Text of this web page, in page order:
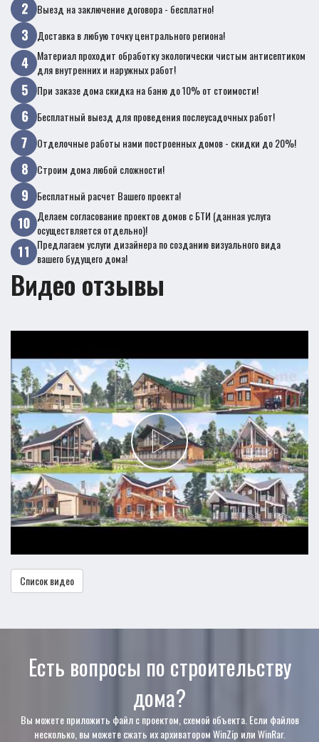
Выезд на заключение договора - бесплатно!
Доставка в любую точку центрального региона!
Материал проходит обработку экологически чистым антисептиком
для внутренних и наружных работ!
При заказе дома скидка на баню до 10% от стоимости!
Бесплатный выезд для проведения послеусадочных работ!
Отделочные работы нами построенных домов - скидки до 20%!
Строим дома любой сложности!
Бесплатный расчет Вашего проекта!
Делаем согласование проектов домов с БТИ (данная услуга
осуществляется отдельно)!
Предлагаем услуги дизайнера по созданию визуального вида
вашего будущего дома!
Видео отзывы
Список видео
Есть вопросы по строительству
дома?
Вы можете приложить файл с проектом, схемой объекта. Если файлов
несколько, вы можете сжать их архиватором WinZip или WinRar.